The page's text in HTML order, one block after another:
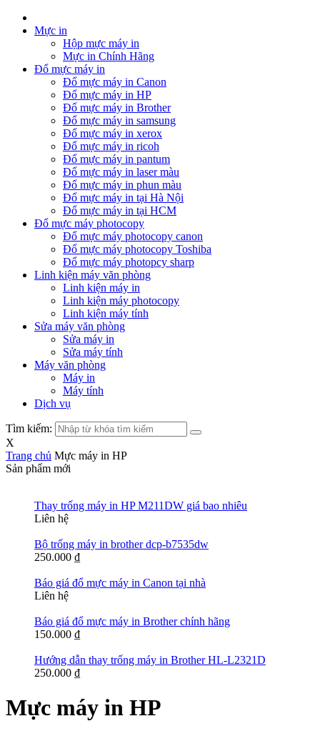
Mực in
Hộp mực máy in
Mực in Chính Hãng
Đổ mực máy in
Đổ mực máy in Canon
Đổ mực máy in HP
Đổ mực máy in Brother
Đổ mực máy in samsung
Đổ mực máy in xerox
Đổ mực máy in ricoh
Đổ mực máy in pantum
Đổ mực máy in laser màu
Đổ mực máy in phun màu
Đổ mực máy in tại Hà Nội
Đổ mực máy in tại HCM
Đổ mực máy photocopy
Đổ mực máy photocopy canon
Đổ mực máy photocopy Toshiba
Đổ mực máy photopcy sharp
Linh kiện máy văn phòng
Linh kiện máy in
Linh kiện máy photocopy
Linh kiện máy tính
Sửa máy văn phòng
Sửa máy in
Sửa máy tính
Máy văn phòng
Máy in
Máy tính
Dịch vụ
Tìm kiếm:
X
Trang chủ Mực máy in HP
Sản phẩm mới
Thay trống máy in HP M211DW giá bao nhiêu
Liên hệ
Bộ trống máy in brother dcp-b7535dw
250.000 ₫
Báo giá đổ mực máy in Canon tại nhà
Liên hệ
Báo giá đổ mực máy in Brother chính hãng
150.000 ₫
Hướng dẫn thay trống máy in Brother HL-L2321D
250.000 ₫
Mực máy in HP